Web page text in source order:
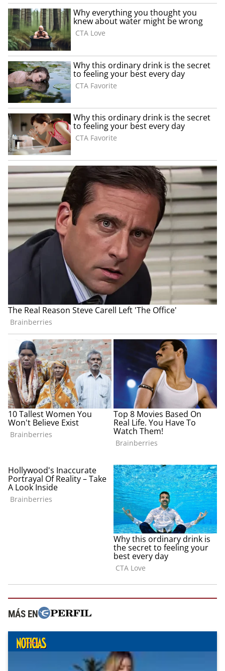
MÁS EN